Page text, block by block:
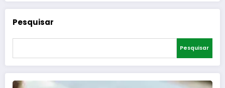
Pesquisar
Pesquisar